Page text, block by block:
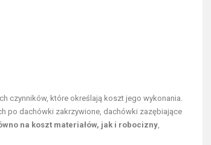
czynników, które określają koszt jego wykonania.
po dachówki zakrzywione, dachówki zazębiające
na koszt materiałów, jak i robocizny,